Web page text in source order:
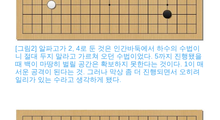
[그림2] 알파고가 2, 4로 둔 것은 인간바둑에서 하수의 수법이
니 절대 두지 말라고 가르쳐 오던 수법이었다. 5까지 진행됐을
때 백이 마땅히 벌릴 공간은 확보하지 못한다는 것이다. 1이 매
서운 공격이 된다는 것. 그러나 막상 좀 더 진행되면서 오히려
일리가 있는 수라고 생각하게 됐다.